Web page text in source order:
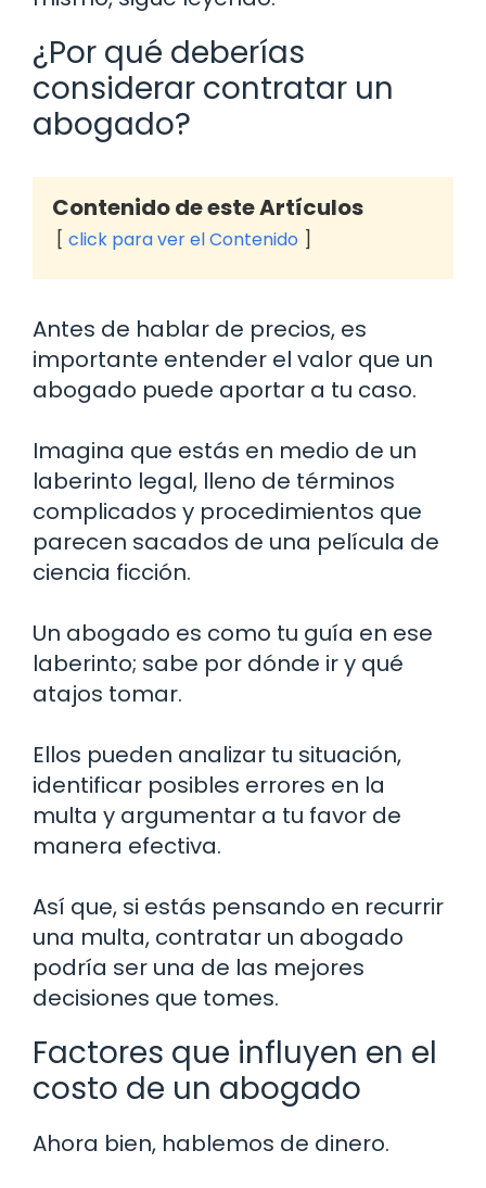
¿Por qué deberías
considerar contratar un
abogado?
Contenido de este Artículos
click para ver el Contenido
Antes de hablar de precios, es
importante entender el valor que un
abogado puede aportar a tu caso.
Imagina que estás en medio de un
laberinto legal, lleno de términos
complicados y procedimientos que
parecen sacados de una película de
ciencia ficción.
Un abogado es como tu guía en ese
laberinto; sabe por dónde ir y qué
atajos tomar.
Ellos pueden analizar tu situación,
identificar posibles errores en la
multa y argumentar a tu favor de
manera efectiva.
Así que, si estás pensando en recurrir
una multa, contratar un abogado
podría ser una de las mejores
decisiones que tomes.
Factores que influyen en el
costo de un abogado
Ahora bien, hablemos de dinero.